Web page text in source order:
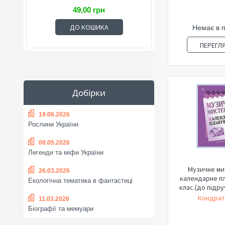
49,00 грн
ДО КОШИКА
Добірки
19.06.2026
Рослини України
08.05.2026
Легенди та міфи України
26.03.2026
Екологічна тематика в фантастиці
11.03.2026
Біографії та мемуари
Немає в
Музичне
календарне
клас.(до